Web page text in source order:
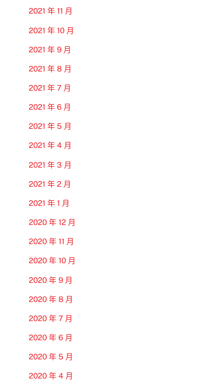
2021 年 11 月
2021 年 10 月
2021 年 9 月
2021 年 8 月
2021 年 7 月
2021 年 6 月
2021 年 5 月
2021 年 4 月
2021 年 3 月
2021 年 2 月
2021 年 1 月
2020 年 12 月
2020 年 11 月
2020 年 10 月
2020 年 9 月
2020 年 8 月
2020 年 7 月
2020 年 6 月
2020 年 5 月
2020 年 4 月